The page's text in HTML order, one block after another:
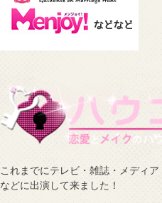
これまでにテレビ・雑誌・メディア
などに出演して来ました！